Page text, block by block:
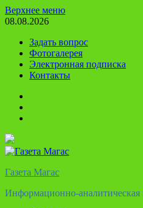
Перейти
к
Верхнее меню
08.08.2026
Задать вопрос
Фотогалерея
Электронная подписка
Контакты
Газета Магас
Информационно-аналитическая